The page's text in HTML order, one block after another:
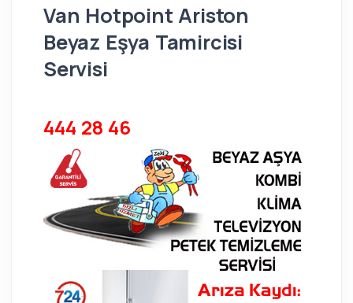
Van Hotpoint Ariston
Beyaz Eşya Tamircisi
Servisi
444 28 46